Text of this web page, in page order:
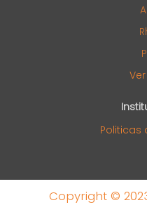
Politicas
Copyright ©